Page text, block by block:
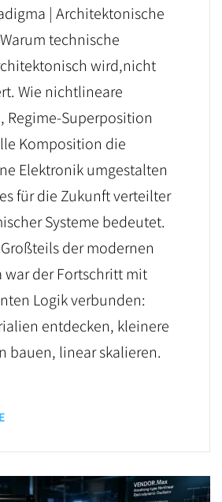
| Architektonische
technische
wird,nicht
Wie nichtlineare
Regime-Superposition
Komposition die
Elektronik umgestalten
für die Zukunft verteilter
Systeme bedeutet.
der modernen
war der Fortschritt mit
Logik verbunden:
entdecken, kleinere
bauen, linear skalieren.